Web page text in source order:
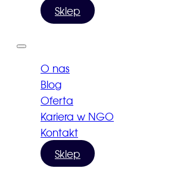
Sklep
O nas
Blog
Oferta
Kariera w NGO
Kontakt
Sklep